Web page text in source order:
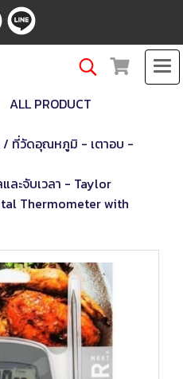
ALL PRODUCT
/ ที่วัดอุณหภูมิ - เตาอบ -
ะจับเวลา - Taylor
Thermometer with